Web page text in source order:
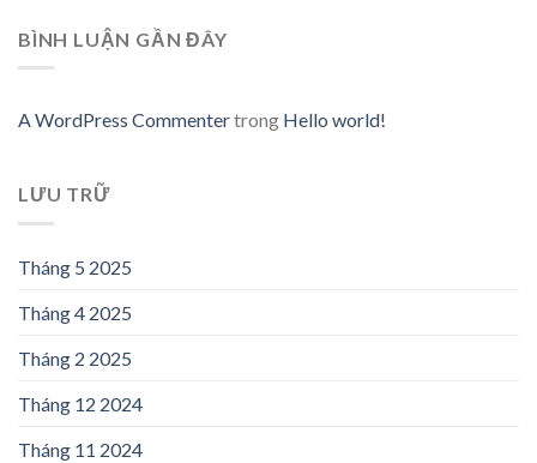
BÌNH LUẬN GẦN ĐÂY
A WordPress Commentertrong Hello world!
LƯU TRỮ
Tháng 5 2025
Tháng 4 2025
Tháng 2 2025
Tháng 12 2024
Tháng 11 2024